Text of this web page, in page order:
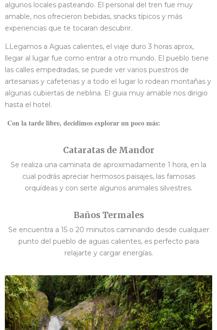
algunos locales pasteando. El personal del tren fue muy
amable, nos ofrecieron bebidas, snacks típicos y más
experiencias que te tocaran descubrir.
LLegamos a Aguas calientes, el viaje duro 3 horas aprox,
llegar al lugar fue como entrar a otro mundo. El pueblo tiene
las calles empedradas, se puede ver varios puestros de
artesanias y cafeterias y a todo el lugar lo rodean montañas y
algunas cubiertas de neblina. El guia muy amable nos dirigio
hasta el hotel.
Con la tarde libre, decidimos explorar un poco más:
Cataratas de Mandor
Se realiza una caminata de aproximadamente 1 hora, en la
cual podrás apreciar hermosos paisajes, las famosas
orquídeas y con serte algunos animales silvestres.
Baños Termales
Se encuentra a 15 o 20 minutos caminando desde cualquier
punto del pueblo de aguas calientes, es perfecto para
relajarte y cargar energías.